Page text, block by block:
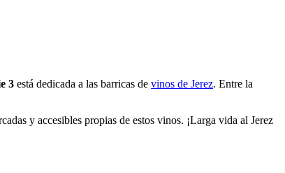
3 está dedicada a las barricas de vinos de Jerez. Entre la
y accesibles propias de estos vinos. ¡Larga vida al Jerez